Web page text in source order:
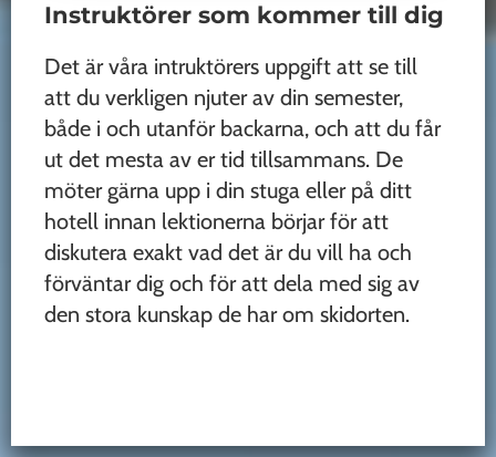
Instruktörer som kommer till dig
Det är våra intruktörers uppgift att se till
att du verkligen njuter av din semester,
både i och utanför backarna, och att du får
ut det mesta av er tid tillsammans. De
möter gärna upp i din stuga eller på ditt
hotell innan lektionerna börjar för att
diskutera exakt vad det är du vill ha och
förväntar dig och för att dela med sig av
den stora kunskap de har om skidorten.